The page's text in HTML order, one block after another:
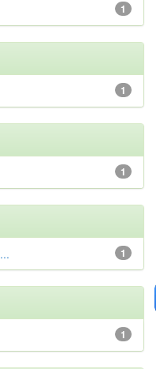
1
1
1
1
1